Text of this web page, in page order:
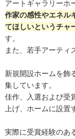
アートギャラリーホ
作家の感性やエネル
てほしいというチャ
す。
また、若手アーティ
新規開設ホームを飾
集しています。
佳作、入選および受
上げ、ホームに設置
実際に受賞経験のあ